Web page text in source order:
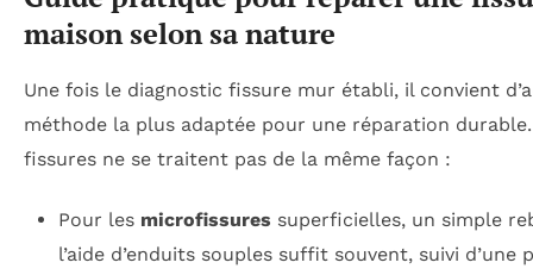
maison selon sa nature
Une fois le diagnostic fissure mur établi, il convient
méthode la plus adaptée pour une réparation
fissures ne se traitent pas de la même façon :
Pour les microfissures superficielles, un simple
l’aide d’enduits souples suffit souvent, suivi d’une